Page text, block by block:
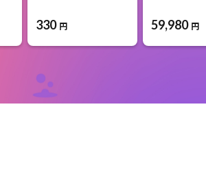
330 円 59,980 円